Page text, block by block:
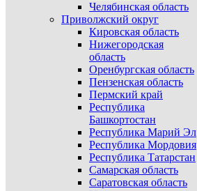
Челябинская область
Приволжский округ
Кировская область
Нижегородская
область
Оренбургская область
Пензенская область
Пермский край
Республика
Башкортостан
Республика Марий Эл
Республика Мордовия
Республика Татарстан
Самарская область
Саратовская область